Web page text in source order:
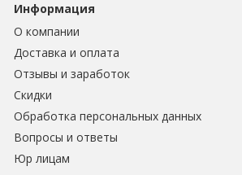
Информация
О компании
Доставка и оплата
Отзывы и заработок
Скидки
Обработка персональных данных
Вопросы и ответы
Юр лицам